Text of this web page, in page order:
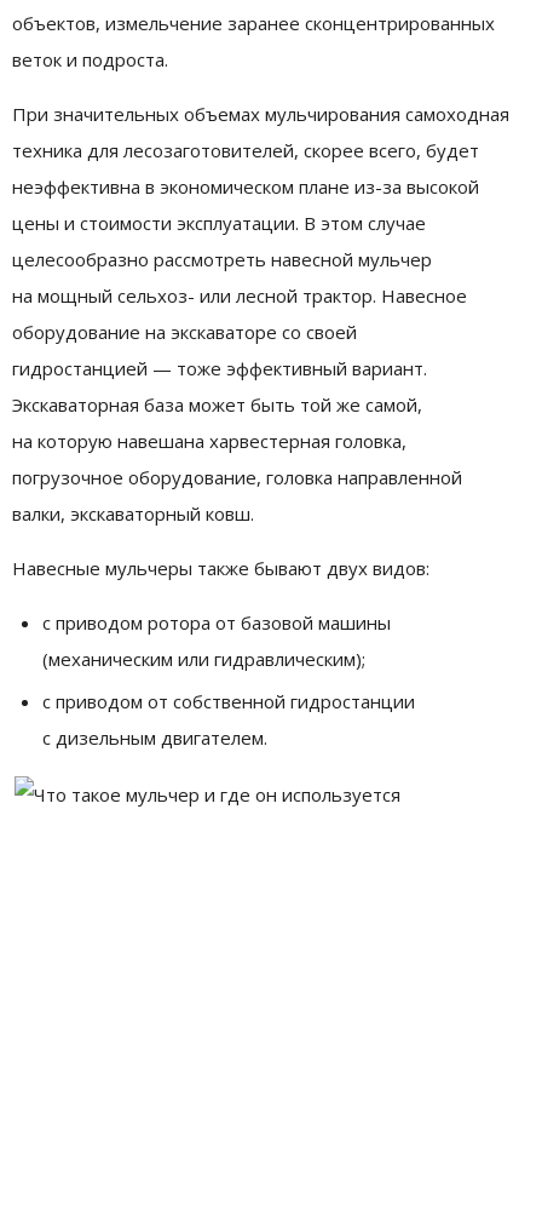
объектов, измельчение заранее сконцентрированных
веток и подроста.
При значительных объемах мульчирования самоходная
техника для лесозаготовителей, скорее всего, будет
неэффективна в экономическом плане из-за высокой
цены и стоимости эксплуатации. В этом случае
целесообразно рассмотреть навесной мульчер
на мощный сельхоз- или лесной трактор. Навесное
оборудование на экскаваторе со своей
гидростанцией — тоже эффективный вариант.
Экскаваторная база может быть той же самой,
на которую навешана харвестерная головка,
погрузочное оборудование, головка направленной
валки, экскаваторный ковш.
Навесные мульчеры также бывают двух видов:
с приводом ротора oт базовой машины
(механическим или гидравлическим);
с приводом от собственной гидростанции
с дизельным двигателем.